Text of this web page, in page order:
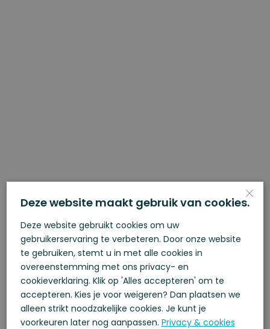
Nieuwbouw
bedrijfsruimtes
op toplocatie in Kampen
Vanaf € 603.500,- v.o.n. excl. omzetbelasting
×
Deze website maakt gebruik van cookies.
Deze website gebruikt cookies om uw
gebruikerservaring te verbeteren. Door onze website
te gebruiken, stemt u in met alle cookies in
overeenstemming met ons privacy- en
cookieverklaring. Klik op 'Alles accepteren' om te
accepteren. Kies je voor weigeren? Dan plaatsen we
alleen strikt noodzakelijke cookies. Je kunt je
voorkeuren later nog aanpassen. Privacy & cookies